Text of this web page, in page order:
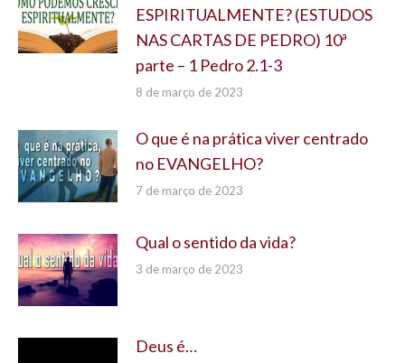
ESPIRITUALMENTE? (ESTUDOS
NAS CARTAS DE PEDRO) 10ª
parte – 1 Pedro 2.1-3
8 de março de 2023
O que é na prática viver centrado
no EVANGELHO?
7 de março de 2023
Qual o sentido da vida?
3 de março de 2023
Deus é…